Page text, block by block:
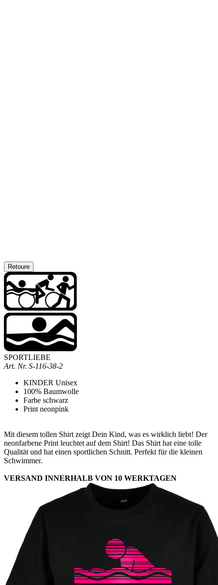
Retoure
SPORTLIEBE
Art. Nr. S-116-38-2
KINDER Unisex
100% Baumwolle
Farbe schwarz
Print neonpink
Mit diesem tollen Shirt zeigt Dein Kind, was es wirklich liebt! Der
neonfarbene Print leuchtet auf dem Shirt! Das Shirt hat eine tolle
Qualität und hat einen sportlichen Schnitt. Perfekt für die kleinen
Schwimmer.
VERSAND INNERHALB VON 10 WERKTAGEN